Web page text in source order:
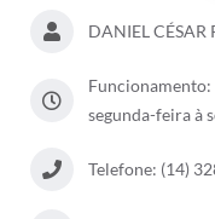
DANIEL CÉSAR
Funcionamento:
segunda-feira à
Telefone: (14)